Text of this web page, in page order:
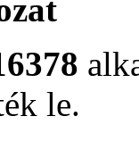
le.